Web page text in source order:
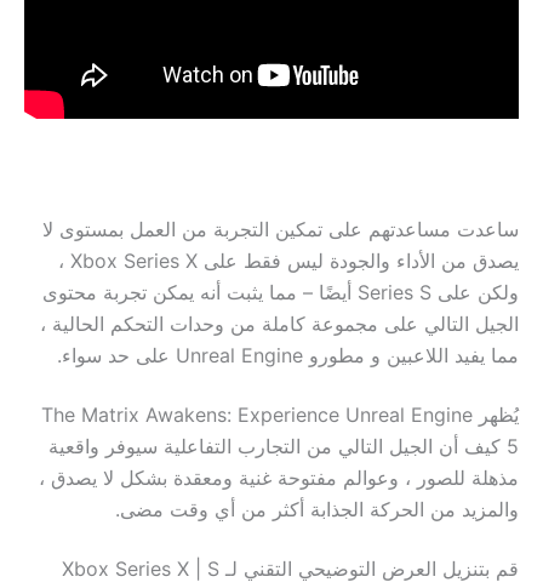
ساعدت مساعدتهم على تمكين التجربة من العمل بمستوى لا
يصدق من الأداء والجودة ليس فقط على Xbox Series X ،
ولكن على Series S أيضًا – مما يثبت أنه يمكن تجربة محتوى
الجيل التالي على مجموعة كاملة من وحدات التحكم الحالية ،
مما يفيد اللاعبين و مطورو Unreal Engine على حد سواء.
يُظهر The Matrix Awakens: Experience Unreal Engine
5 كيف أن الجيل التالي من التجارب التفاعلية سيوفر واقعية
مذهلة للصور ، وعوالم مفتوحة غنية ومعقدة بشكل لا يصدق ،
والمزيد من الحركة الجذابة أكثر من أي وقت مضى.
قم بتنزيل العرض التوضيحي التقني لـ Xbox Series X | S